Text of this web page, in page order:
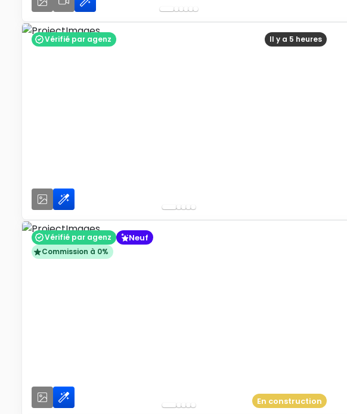
Il y a 5 heures
Vérifié par agenz
Vérifié par agenz Neuf
Commission à 0%
En construction